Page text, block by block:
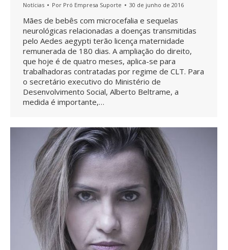
Notícias Por Pró Empresa Suporte 30 de junho de 2016
Mães de bebês com microcefalia e sequelas
neurológicas relacionadas a doenças transmitidas
pelo Aedes aegypti terão licença maternidade
remunerada de 180 dias. A ampliação do direito,
que hoje é de quatro meses, aplica-se para
trabalhadoras contratadas por regime de CLT. Para
o secretário executivo do Ministério de
Desenvolvimento Social, Alberto Beltrame, a
medida é importante,…